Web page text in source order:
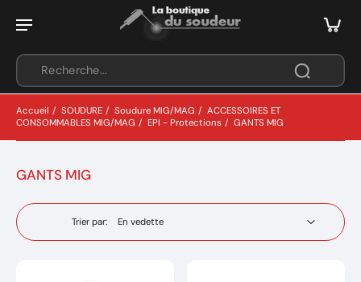
Accueil / SOUDURE / Soudure MIG/MAG / ACCESSOIRES ET
CONSOMMABLES MIG/MAG / EPI - Protections / GANTS MIG
GANTS MIG
Trier par: